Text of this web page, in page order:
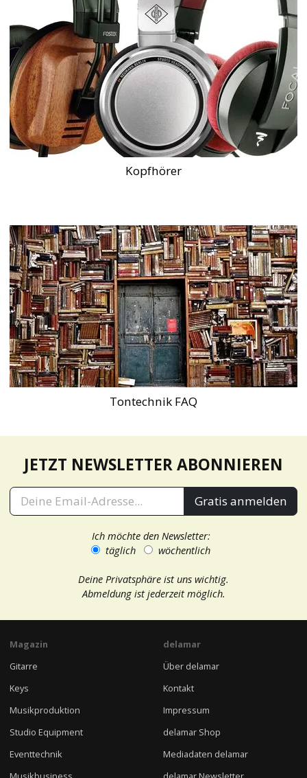
Kopfhörer
Tontechnik FAQ
JETZT NEWSLETTER ABONNIEREN
Gratis anmelden
Ich möchte den Newsletter:
täglich
wöchentlich
Deine Privatsphäre ist uns wichtig.
Abmeldung ist jederzeit möglich.
Magazin
Gitarre
Keys
Musikproduktion
Studio Equipment
Eventtechnik
delamar
Über delamar
Kontakt
Impressum
delamar Shop
Mediadaten delamar